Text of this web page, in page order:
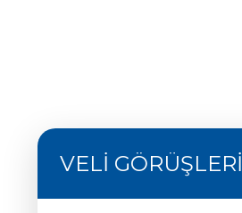
VELİ GÖRÜŞLERİ